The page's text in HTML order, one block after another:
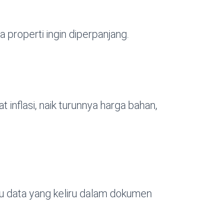
properti ingin diperpanjang.
inflasi, naik turunnya harga bahan,
data yang keliru dalam dokumen